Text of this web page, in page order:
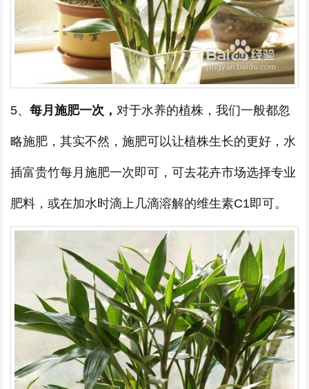
5、 每月施肥一次， 对于水养的植株，我们一般都忽
略施肥，其实不然，施肥可以让植株生长的更好，水
插富贵竹每月施肥一次即可，可去花卉市场选择专业
肥料，或在加水时滴上几滴溶解的维生素C1即可。